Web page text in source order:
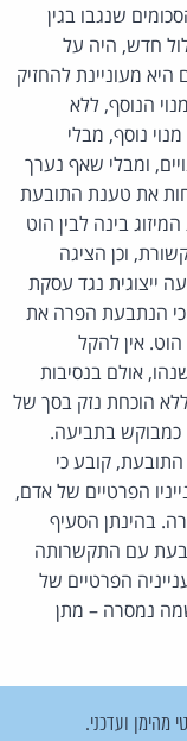
שנגבו בגין
חדש, היה על
מעוניינת להחזיק
הנוסף, ללא
נוסף, מבלי
ומבלי שאף נערך
את טענת התובעת
בינה לבין הוט
התקשורת, וכן הציגה
ייצוגית נגד עסקת
כי הנתבעת הפרה את
אין להקל
אולם בנסיבות
הוכחת נזק בסך של
כמבוקש בתביעה.
התובעת, קובע כי
הפרטיים של אדם,
בהינתן הסעיף
עם התקשרותה
ענייניה הפרטיים של
נמסרה – מתן
מהימן ועדכני.